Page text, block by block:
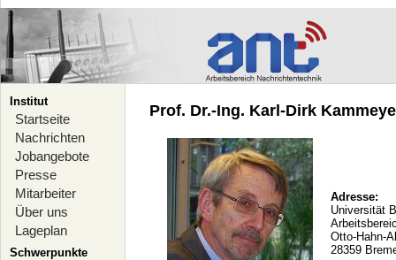
Institut
Startseite
Nachrichten
Jobangebote
Presse
Mitarbeiter
Über uns
Lageplan
Schwerpunkte
Prof. Dr.-Ing. Karl-Dirk
Adresse:
Universität
Otto-Hahn-
28359